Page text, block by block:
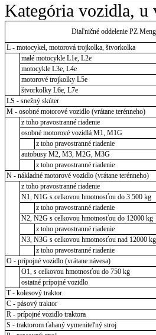
Kategória vozidla,
Diaľničné oddelenie PZ
L - motocykel, motorová trojkolka, štvorkolka
malé motocykle L1e, L2e
motocykle L3e, L4e
motorové trojkolky L5e
štvorkolky L6e, L7e
LS - snežný skúter
M - osobné motorové vozidlo (vrátane terénneho)
z toho pravostranné riadenie
osobné motorové vozidlá M1, M1G
z toho pravostranné riadenie
autobusy M2, M3, M2G, M3G
z toho pravostranné riadenie
N - nákladné motorové vozidlo (vrátane terénneho)
z toho pravostranné riadenie
N1, N1G s celkovou hmotnosťou do 3 500 kg
z toho pravostranné riadenie
N2, N2G s celkovou hmotnosťou do 12000 kg
z toho pravostranné riadenie
N3, N3G s celkovou hmotnosťou nad 12000 kg
z toho pravostranné riadenie
O - prípojné vozidlo (vrátane návesa)
O1, s celkovou hmotnosťou do 750 kg
ostatné prípojné vozidlo
T - kolesový traktor
C - pásový traktor
R - prípojné vozidlo traktora
S - traktorom ťahaný vymeniteľný stroj